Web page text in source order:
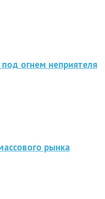
огнем неприятеля
рынка